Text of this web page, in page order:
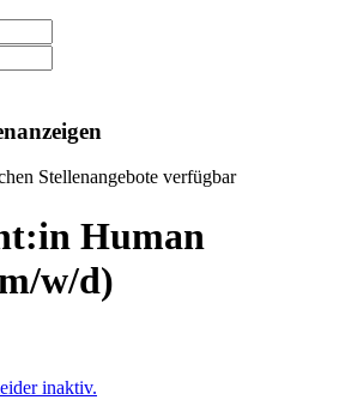
Stellenangebote verfügbar
Human
w/d)
inaktiv.